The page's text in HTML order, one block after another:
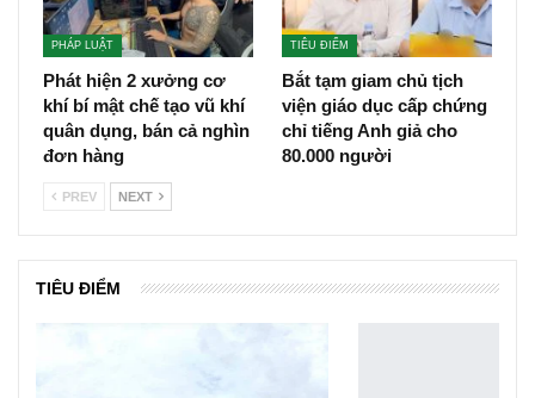
PHÁP LUẬT
Phát hiện 2 xưởng cơ
khí bí mật chế tạo vũ khí
quân dụng, bán cả nghìn
đơn hàng
TIÊU ĐIỂM
Bắt tạm giam chủ tịch
viện giáo dục cấp chứng
chỉ tiếng Anh giả cho
80.000 người
PREV NEXT
TIÊU ĐIỂM